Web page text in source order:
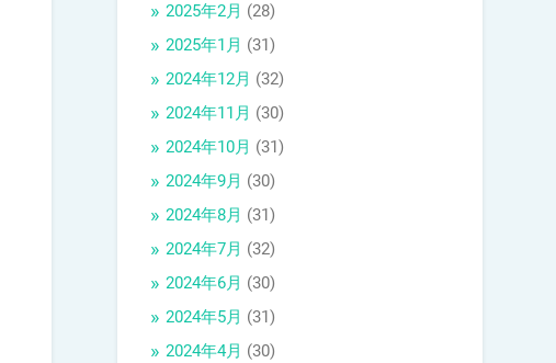
2025年2月 (28)
2025年1月 (31)
2024年12月 (32)
2024年11月 (30)
2024年10月 (31)
2024年9月 (30)
2024年8月 (31)
2024年7月 (32)
2024年6月 (30)
2024年5月 (31)
2024年4月 (30)